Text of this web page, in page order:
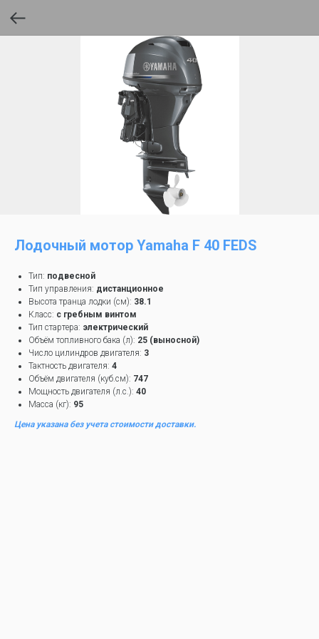
Лодочный мотор Yamaha F 40 FEDS
Тип: подвесной
Тип управления: дистанционное
Высота транца лодки (см): 38.1
Класс: с гребным винтом
Тип стартера: электрический
Объём топливного бака (л): 25 (выносной)
Число цилиндров двигателя: 3
Тактность двигателя: 4
Объём двигателя (куб.см): 747
Мощность двигателя (л.с.): 40
Масса (кг): 95
Цена указана без учета стоимости доставки.